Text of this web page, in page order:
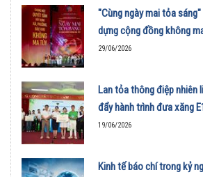
"Cùng ngày mai tỏa
dựng cộng đồng không
29/06/2026
Lan tỏa thông điệp nhiên
đẩy hành trình đưa xăng
19/06/2026
Kinh tế báo chí trong kỷ